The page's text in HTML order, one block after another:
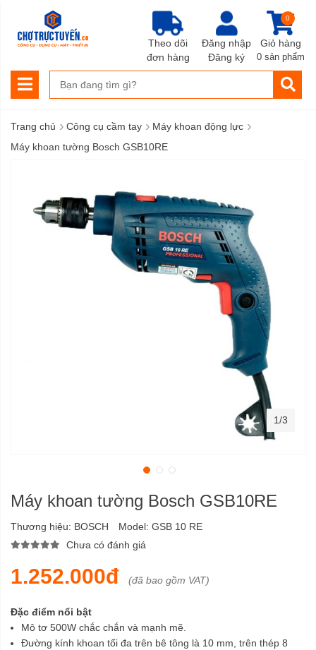
Đăng nhập
Đăng ký
Giỏ hàng
0
0 sản phẩm
Theo dõi
đơn hàng
Trang chủ › Công cụ cầm tay › Máy khoan động lực ›
Máy khoan tường Bosch GSB10RE
Máy khoan tường Bosch GSB10RE
Thương hiệu: BOSCH Model: GSB 10 RE
Chưa có đánh giá
1.252.000đ (đã bao gồm VAT)
Đặc điểm nổi bật
Mô tơ 500W chắc chắn và mạnh mẽ.
Đường kính khoan tối đa trên bê tông là 10 mm, trên thép 8
1/3